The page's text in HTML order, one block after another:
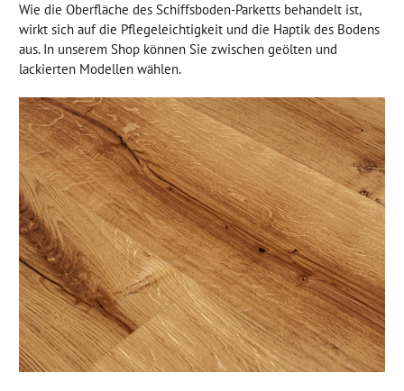
Wie die Oberfläche des Schiffsboden-Parketts behandelt ist,
wirkt sich auf die Pflegeleichtigkeit und die Haptik des Bodens
aus. In unserem Shop können Sie zwischen geölten und
lackierten Modellen wählen.